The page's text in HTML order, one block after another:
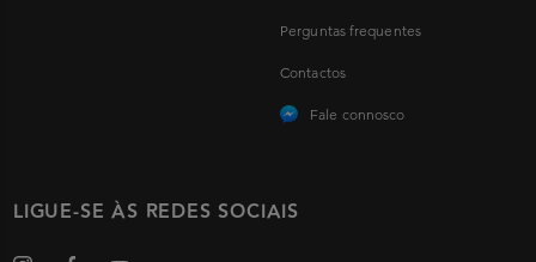
Perguntas frequentes
Contactos
Fale connosco
LIGUE-SE ÀS REDES SOCIAIS